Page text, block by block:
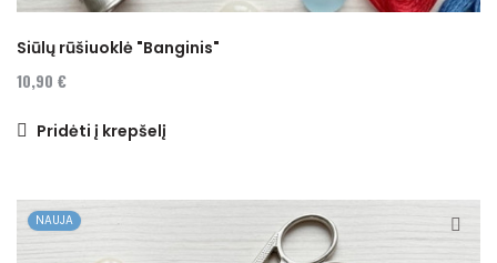
Siūlų rūšiuoklė "Banginis"
10,90 €
Pridėti į krepšelį
NAUJA